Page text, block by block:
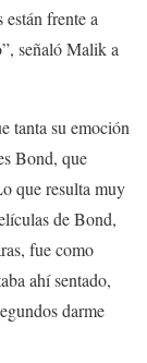
frente a
señaló Malik a
tanta su emoción
Bond, que
que resulta muy
de Bond,
fue como
ahí sentado,
darme